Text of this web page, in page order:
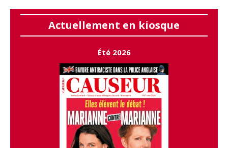
Actuellement en kiosque
Été 2026